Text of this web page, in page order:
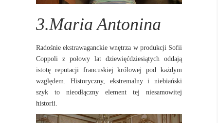
3.Maria Antonina
Radośnie ekstrawaganckie wnętrza w produkcji Sofii
Coppoli z połowy lat dziewięćdziesiątych oddają
istotę reputacji francuskiej królowej pod każdym
względem. Historyczny, ekstremalny i niebiański
szyk to nieodłączny element tej niesamowitej
historii.